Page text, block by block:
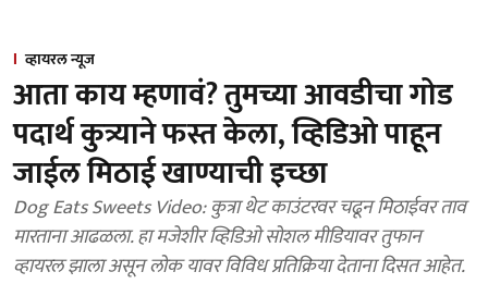
व्हायरल न्यूज
आता काय म्हणावं? तुमच्या आवडीचा गोड
पदार्थ कुत्र्याने फस्त केला, व्हिडिओ पाहून
जाईल मिठाई खाण्याची इच्छा
Dog Eats Sweets Video: कुत्रा थेट काउंटरवर चढून मिठाईवर ताव
मारताना आढळला. हा मजेशीर व्हिडिओ सोशल मीडियावर तुफान
व्हायरल झाला असून लोक यावर विविध प्रतिक्रिया देताना दिसत आहेत.